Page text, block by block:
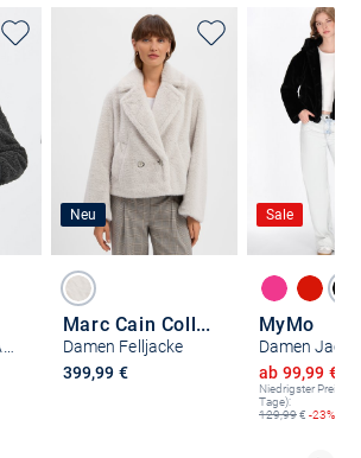
Neu
Marc Cain Collections
Damen Felljacke
399,99 €
Sale
MyMo
Damen Jacke
Ermäßigter
ab 99,99 €
Niedrigster Preis
Tage):
129,99€ -23%